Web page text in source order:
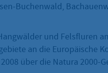
Buchenwald,
und Felsfluren
an die Europäische
über die Natura 2000-